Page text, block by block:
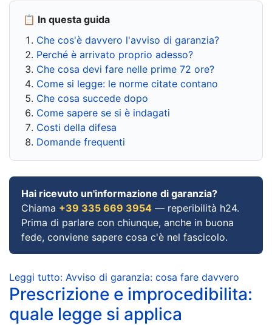
📋 In questa guida
Che cos'è davvero l'avviso di garanzia?
Perché è arrivato proprio adesso?
Che cosa devi fare nelle prime 72 ore?
Come si legge: le norme citate contano
Che cosa succede dopo
Come sapere se si è indagati
Costi della difesa
Domande frequenti
Hai ricevuto un'informazione di garanzia?
Chiama +39 335 669 3954 — reperibilità h24.
Prima di parlare con chiunque, anche in buona
fede, conviene sapere cosa c'è nel fascicolo.
Leggi tutto: Avviso di garanzia: cosa fare davvero
Prescrizione e improcedibilita:
quale legge si applica